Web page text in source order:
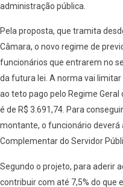
administração pública.
Pela proposta, que tramita
Câmara, o novo regime de
funcionários que entrarem no
da futura lei. A norma vai
ao teto pago pelo Regime Geral
é de R$ 3.691,74. Para
montante, o funcionário deverá
Complementar do Servidor
Segundo o projeto, para aderir
contribuir com até 7,5% do que